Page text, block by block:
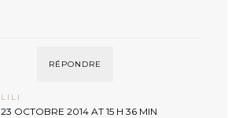
RÉPONDRE
LILI
23 OCTOBRE 2014 AT 15 H 36 MIN